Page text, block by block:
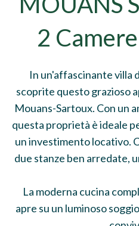
2
In un'affascinante villa
scoprite questo grazioso
Mouans-Sartoux. Con un
questa proprietà è ideale
un investimento locativo.
due stanze ben arredate,
La moderna cucina
apre su un luminoso